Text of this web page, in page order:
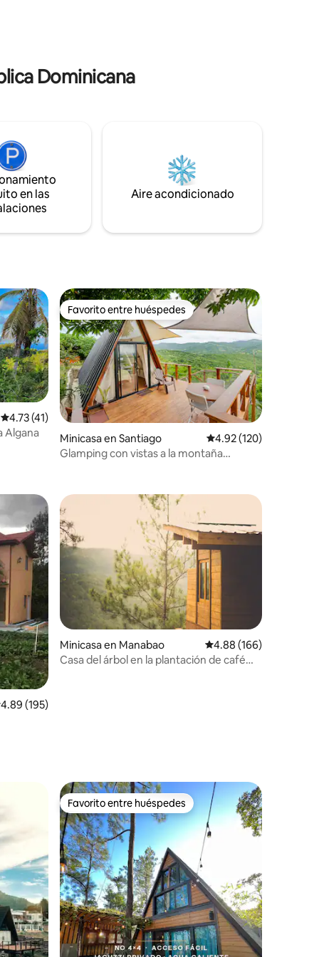
Dominicana
en las
Aire acondicionado
Calificación promedio: 4.73 de 5; 41 evaluaciones
4.73 (41)
Algana
Favorito entre huéspedes
Favorito entre huéspedes
Minicasa en Santiago Calificación promedio:
4.92 (120)
Glamping con vistas a la montaña
promedio: 4.89 de 5; 195 evaluaciones
4.89 (195)
Minicasa en Manabao Calificación promedio:
4.88 (166)
Casa del árbol en la plantación de café
Favorito entre huéspedes
Favorito entre huéspedes